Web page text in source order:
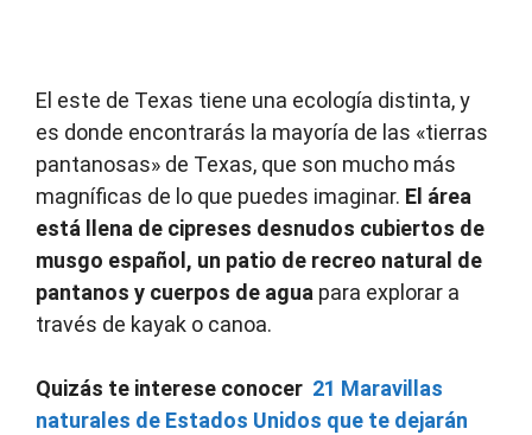
El este de Texas tiene una ecología distinta, y
es donde encontrarás la mayoría de las «tierras
pantanosas» de Texas, que son mucho más
magníficas de lo que puedes imaginar. El área
está llena de cipreses desnudos cubiertos de
musgo español, un patio de recreo natural de
pantanos y cuerpos de agua para explorar a
través de kayak o canoa.
Quizás te interese conocer 21 Maravillas
naturales de Estados Unidos que te dejarán